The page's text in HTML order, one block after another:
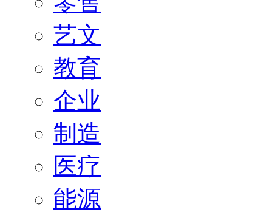
艺文
教育
企业
制造
医疗
能源